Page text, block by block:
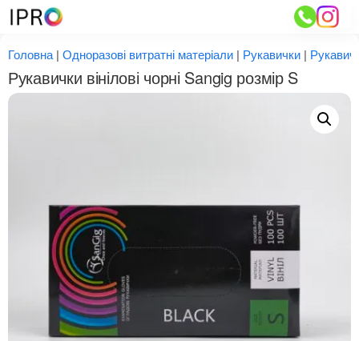
Перейти
до
Головна | Одноразові витратні матеріали | Рукавички |
Рукавички вінілові чорні Sangig розмір S